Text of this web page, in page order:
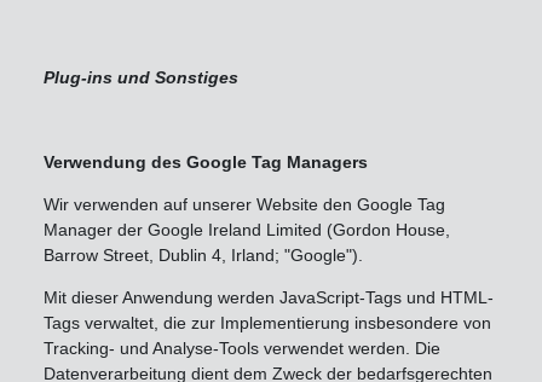
Plug-ins und Sonstiges
Verwendung des Google Tag Managers
Wir verwenden auf unserer Website den Google Tag
Manager der Google Ireland Limited (Gordon House,
Barrow Street, Dublin 4, Irland; "Google").
Mit dieser Anwendung werden JavaScript-Tags und HTML-
Tags verwaltet, die zur Implementierung insbesondere von
Tracking- und Analyse-Tools verwendet werden. Die
Datenverarbeitung dient dem Zweck der bedarfsgerechten